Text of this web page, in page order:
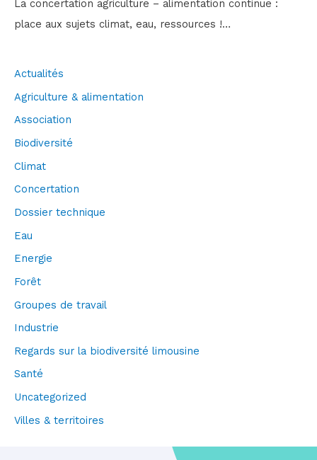
La concertation agriculture – alimentation continue :
place aux sujets climat, eau, ressources !…
Actualités
Agriculture & alimentation
Association
Biodiversité
Climat
Concertation
Dossier technique
Eau
Energie
Forêt
Groupes de travail
Industrie
Regards sur la biodiversité limousine
Santé
Uncategorized
Villes & territoires